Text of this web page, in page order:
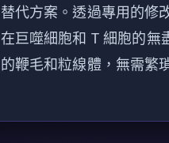
替代方案。透過專用的修
在巨噬細胞和 T 細胞的無
的鞭毛和粒線體，無需繁